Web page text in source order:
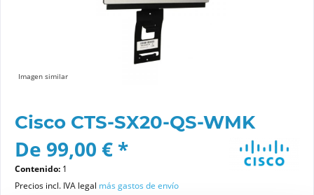
Imagen similar
Cisco CTS-SX20-QS-WMK
De 99,00 € *
Contenido: 1
Precios incl. IVA legal más gastos de envío